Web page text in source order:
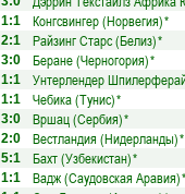
1:1 Конгсвингер (Норвегия)*
2:1 Райзинг Старс (Белиз)*
3:0 Беране (Черногория)*
1:1 Унтерлендер
1:1 Чебика (Тунис)*
3:0 Вршац (Сербия)*
2:0 Вестландия (Нидерланды)*
5:1 Бахт (Узбекистан)*
1:1 Вадж (Саудовская Аравия)*